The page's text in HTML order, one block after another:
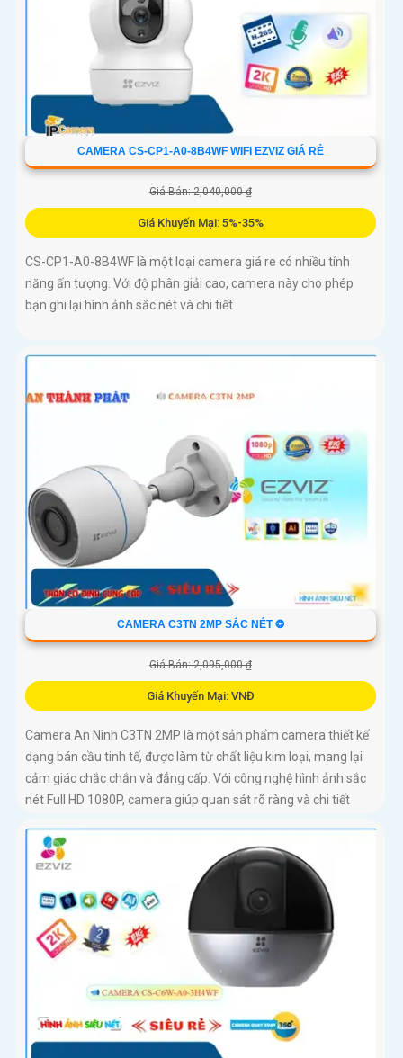
CAMERA CS-CP1-A0-8B4WF WIFI EZVIZ GIÁ RẺ
Giá Bán: 2,040,000 ₫
Giá Khuyến Mại: 5%-35%
CS-CP1-A0-8B4WF là một loại camera giá re có nhiều tính
năng ấn tượng. Với độ phân giải cao, camera này cho phép
bạn ghi lại hình ảnh sắc nét và chi tiết
CAMERA C3TN 2MP SẮC NÉT ❂
Giá Bán: 2,095,000 ₫
Giá Khuyến Mại: VNĐ
Camera An Ninh C3TN 2MP là một sản phẩm camera thiết kế
dạng bán cầu tinh tế, được làm từ chất liệu kim loại, mang lại
cảm giác chắc chắn và đẳng cấp. Với công nghệ hình ảnh sắc
nét Full HD 1080P, camera giúp quan sát rõ ràng và chi tiết